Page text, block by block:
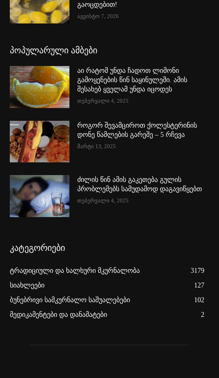
გაოცდებით!
აგვისტო 7, 2026
პოპულარული ამბები
აი რატომ უნდა ჩადოთ ლიმონი
გამოყენების წინ საყინულეში. ამის
შესახებ ყველამ უნდა იცოდეს
თებერვალი 4, 2025
როგორ შევამციროთ ქოლესტერინის
დონე წამლების გარეშე – 5 რჩევა
მარტი 13, 2025
ძილის წინ ამის გაკეთება გულის
პრობლემებს სამუდამოდ დაგავიწყებთ
თებერვალი 4, 2025
კატეგორიები
ტრადიციული და ხალხური მკურნალობა
3179
სიახლეები
127
ბუნებრივი სამკურნალო საშუალებები
102
მედიკამენტები და დანამატები
2